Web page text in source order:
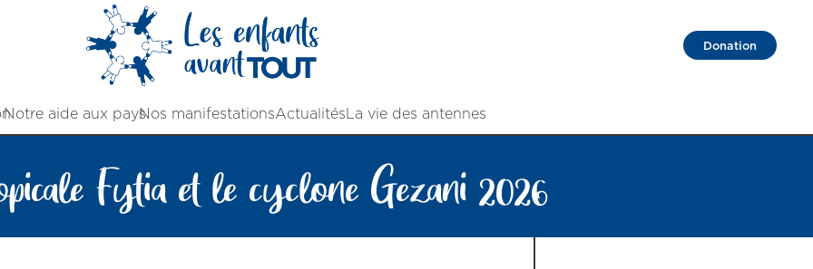
Donation
Notre aide aux paysNos manifestationsActualitésLa vie des antennes
Fytia et le cyclone Gezani 2026